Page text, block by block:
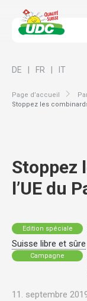
Page d’accueil
Stoppez les
DE FR IT
Stoppez
l’UE du
Edition spéciale
Suisse libre et sûre
Campagne
11. septembre